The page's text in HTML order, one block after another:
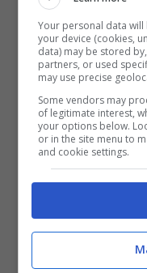
22 Luglio 2024 -
Hai
Your personal data
your device (cookies,
data) may be stored
partners, or used
may use precise
Some vendors may
of legitimate interest,
your options below.
or in the site menu to
and cookie settings.